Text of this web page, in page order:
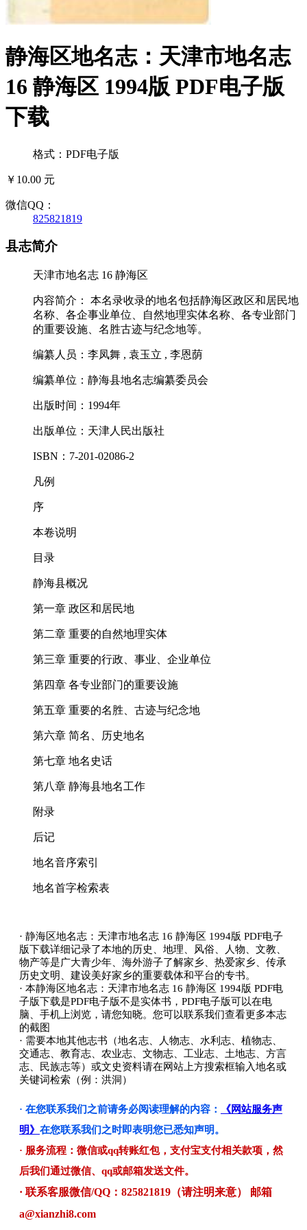
静海区地名志：天津市地名志
16 静海区 1994版 PDF电子版
下载
格式：PDF电子版
￥10.00 元
微信QQ：
825821819
县志简介
天津市地名志 16 静海区
内容简介： 本名录收录的地名包括静海区政区和居民地
名称、各企事业单位、自然地理实体名称、各专业部门
的重要设施、名胜古迹与纪念地等。
编纂人员：李凤舞 , 袁玉立 , 李恩荫
编纂单位：静海县地名志编纂委员会
出版时间：1994年
出版单位：天津人民出版社
ISBN：7-201-02086-2
凡例
序
本卷说明
目录
静海县概况
第一章 政区和居民地
第二章 重要的自然地理实体
第三章 重要的行政、事业、企业单位
第四章 各专业部门的重要设施
第五章 重要的名胜、古迹与纪念地
第六章 简名、历史地名
第七章 地名史话
第八章 静海县地名工作
附录
后记
地名音序索引
地名首字检索表
· 静海区地名志：天津市地名志 16 静海区 1994版 PDF电子
版下载详细记录了本地的历史、地理、风俗、人物、文教、
物产等是广大青少年、海外游子了解家乡、热爱家乡、传承
历史文明、建设美好家乡的重要载体和平台的专书。
· 本静海区地名志：天津市地名志 16 静海区 1994版 PDF电
子版下载是PDF电子版不是实体书，PDF电子版可以在电
脑、手机上浏览，请您知晓。您可以联系我们查看更多本志
的截图
· 需要本地其他志书（地名志、人物志、水利志、植物志、
交通志、教育志、农业志、文物志、工业志、土地志、方言
志、民族志等）或文史资料请在网站上方搜索框输入地名或
关键词检索（例：洪洞）
· 在您联系我们之前请务必阅读理解的内容：
《网站服务声
明》 在您联系我们之时即表明您已悉知声明。
· 服务流程：微信或qq转账红包，支付宝支付相关款项，然
后我们通过微信、qq或邮箱发送文件。
· 联系客服微信/QQ：825821819（请注明来意） 邮箱
a@xianzhi8.com